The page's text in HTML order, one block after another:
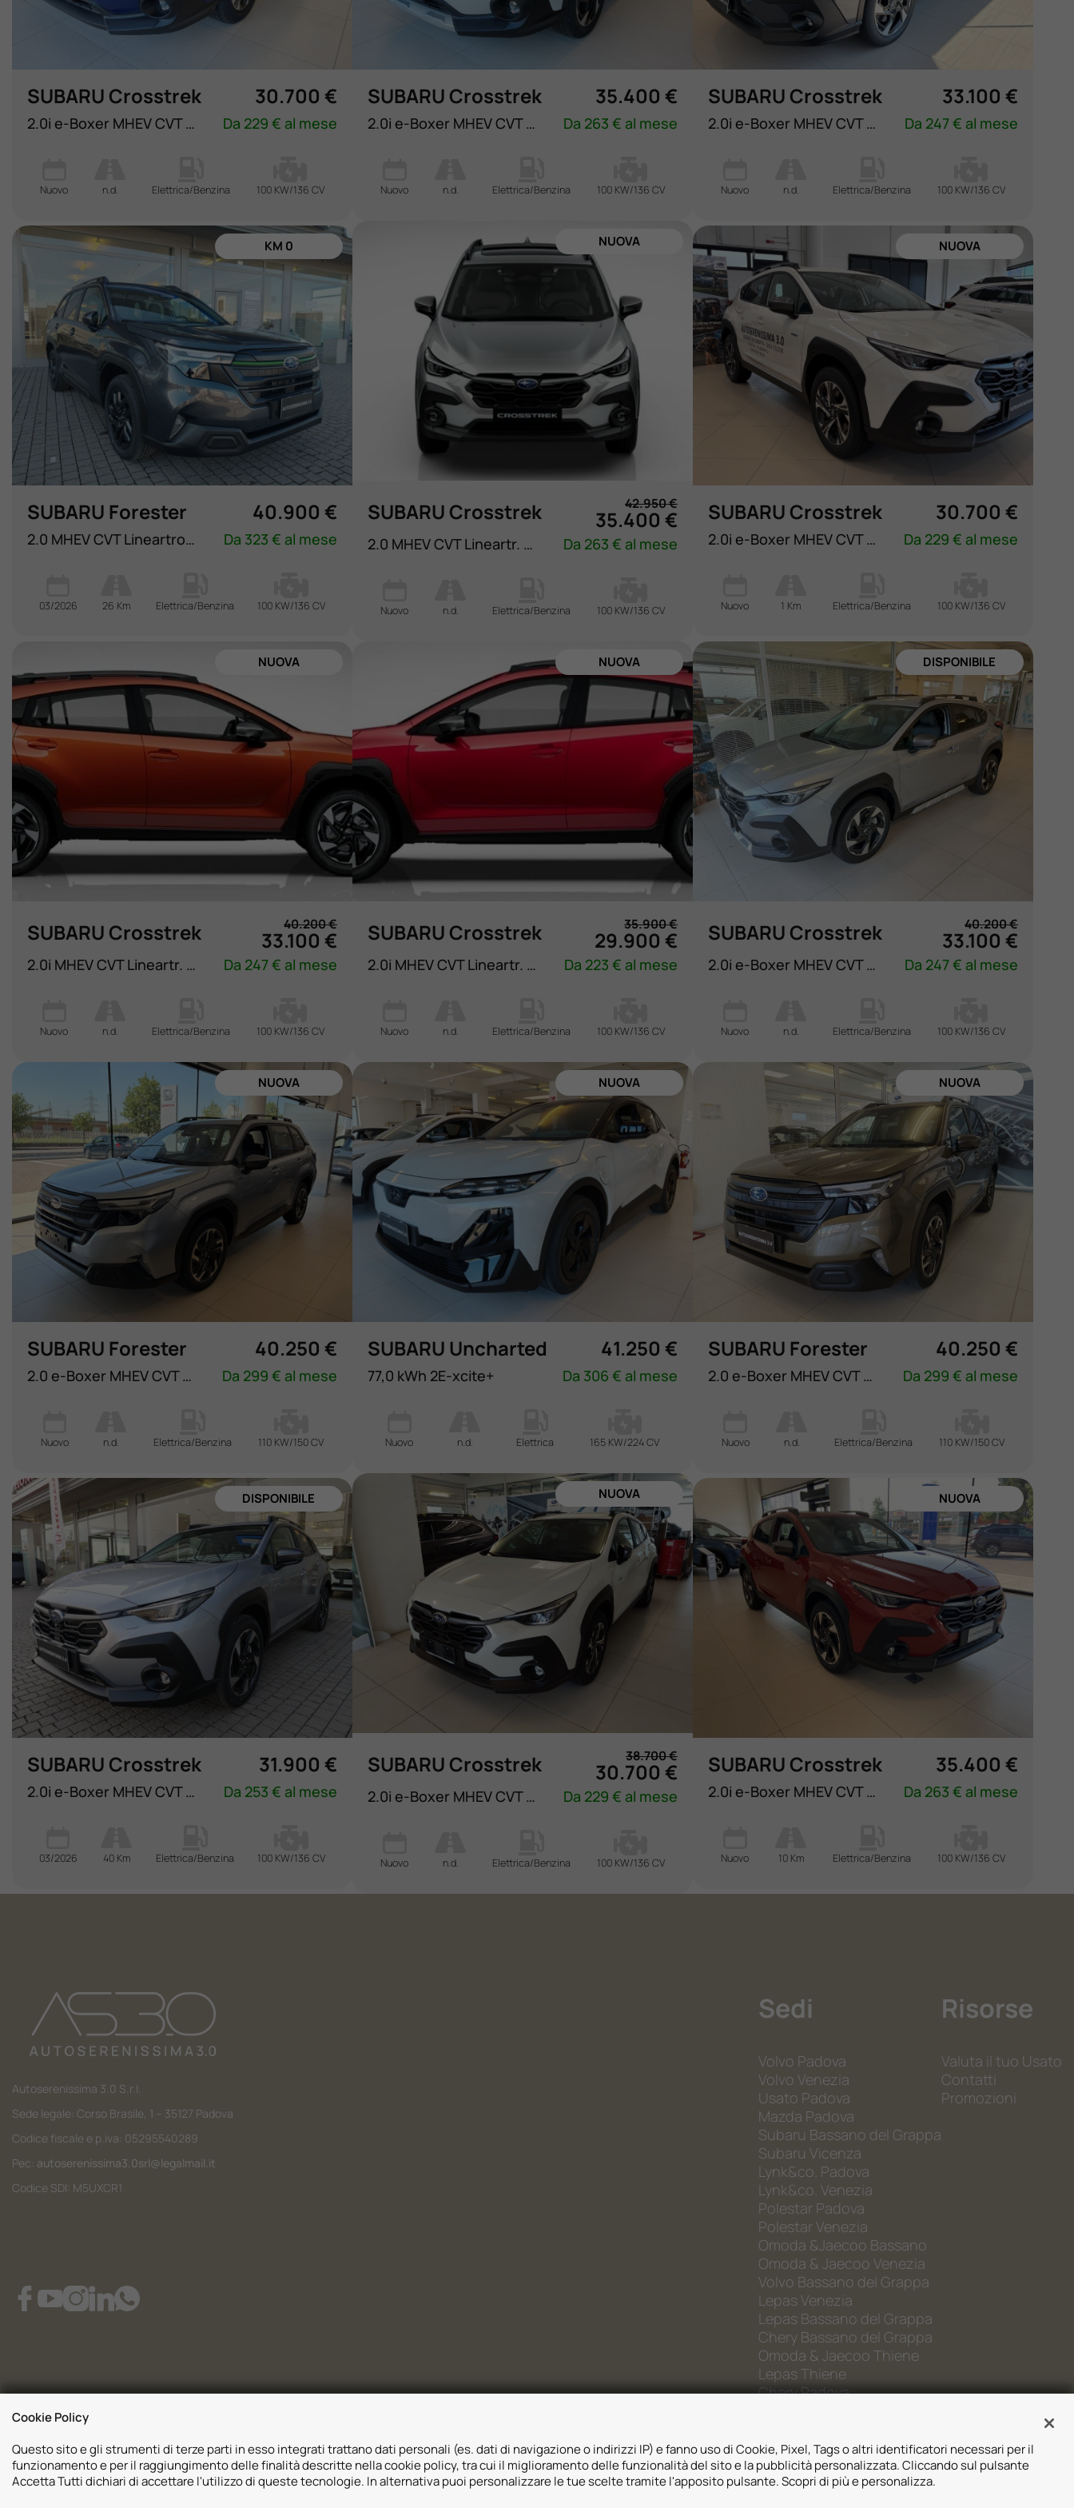
Lavora Con Noi
SUBARU Crosstrek 30.700 €
2.0i e-Boxer MHEV CVT Lineartronic Style Da 229 € al mese
Nuovo n.d. Elettrica/Benzina 100 KW/136 CV
SUBARU Crosstrek 35.400 €
2.0i e-Boxer MHEV CVT Lineartronic Premium Da 263 € al mese
Nuovo n.d. Elettrica/Benzina 100 KW/136 CV
SUBARU Crosstrek 33.100 €
2.0i e-Boxer MHEV CVT Lineartronic Style Xtra Da 247 € al mese
Nuovo n.d. Elettrica/Benzina 100 KW/136 CV
KM 0
SUBARU Forester 40.900 €
2.0 MHEV CVT Lineartronic 4dventure Da 323 € al mese
03/2026 26 Km Elettrica/Benzina 100 KW/136 CV
NUOVA
SUBARU Crosstrek 42.950 €
35.400 €
2.0 MHEV CVT Lineartr. Premium Da 263 € al mese
Nuovo n.d. Elettrica/Benzina 100 KW/136 CV
NUOVA
SUBARU Crosstrek 30.700 €
2.0i e-Boxer MHEV CVT Lineartronic Style Da 229 € al mese
Nuovo 1 Km Elettrica/Benzina 100 KW/136 CV
NUOVA
SUBARU Crosstrek 40.200 €
33.100 €
2.0i MHEV CVT Lineartr. Style Xtra Da 247 € al mese
Nuovo n.d. Elettrica/Benzina 100 KW/136 CV
NUOVA
SUBARU Crosstrek 35.900 €
29.900 €
2.0i MHEV CVT Lineartr. Style Da 223 € al mese
Nuovo n.d. Elettrica/Benzina 100 KW/136 CV
NUOVA
SUBARU Crosstrek 40.200 €
33.100 €
2.0i e-Boxer MHEV CVT Lineartronic Style Xtra Da 247 € al mese
Nuovo n.d. Elettrica/Benzina 100 KW/136 CV
NUOVA
SUBARU Forester 40.250 €
2.0 e-Boxer MHEV CVT Lineartronic Style Da 299 € al mese
Nuovo n.d. Elettrica/Benzina 110 KW/150 CV
NUOVA
SUBARU Uncharted 41.250 €
77,0 kWh 2E-xcite+ Da 306 € al mese
Nuovo n.d. Elettrica 165 KW/224 CV
NUOVA
SUBARU Forester 40.250 €
2.0 e-Boxer MHEV CVT Lineartronic Style Da 299 € al mese
Nuovo n.d. Elettrica/Benzina 110 KW/150 CV
KM 0
SUBARU Crosstrek 31.900 €
2.0i e-Boxer MHEV CVT Lineartronic Style Xtra Da 253 € al mese
03/2026 40 Km Elettrica/Benzina 100 KW/136 CV
IN ARRIVO
SUBARU Crosstrek 38.700 €
30.700 €
2.0i e-Boxer MHEV CVT Lineartronic Style Da 229 € al mese
Nuovo n.d. Elettrica/Benzina 100 KW/136 CV
NUOVA
SUBARU Crosstrek 35.400 €
2.0i e-Boxer MHEV CVT Lineartronic Premium Da 263 € al mese
Nuovo 10 Km Elettrica/Benzina 100 KW/136 CV
Autoserenissima 3.0 S.r.l.
Sede legale: Corso Brasile, 1 – 35127 Padova
Codice fiscale e p.iva: 05295540289
Pec: autoserenissima3.0srl@legalmail.it
Codice SDI: M5UXCR1
Sedi
Volvo Padova
Volvo Venezia
Usato Padova
Mazda Padova
Subaru Bassano del Grappa
Subaru Vicenza
Lynk&co. Padova
Lynk&co. Venezia
Polestar Padova
Polestar Venezia
Omoda &Jaecoo Bassano
Omoda & Jaecoo Venezia
Volvo Bassano del Grappa
Lepas Venezia
Lepas Bassano del Grappa
Chery Bassano del Grappa
Omoda & Jaecoo Thiene
Lepas Thiene
Chery Padova
Risorse
Valuta il tuo Usato
Contatti
Promozioni
Cookie Policy
Questo sito e gli strumenti di terze parti in esso integrati trattano dati personali (es. dati di navigazione o indirizzi IP) e fanno uso di Cookie, Pixel, Tags o altri identificatori necessari per il
funzionamento e per il raggiungimento delle finalità descritte nella cookie policy, tra cui il miglioramento delle funzionalità del sito e la pubblicità personalizzata. Cliccando sul pulsante
Accetta Tutti dichiari di accettare l'utilizzo di queste tecnologie. In alternativa puoi personalizzare le tue scelte tramite l'apposito pulsante. Scopri di più e personalizza.